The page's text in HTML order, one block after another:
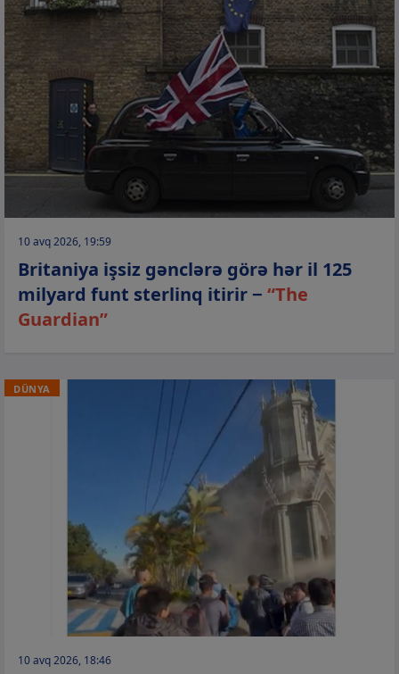
10 avq 2026, 19:59
Britaniya işsiz gənclərə görə hər il 125
milyard funt sterlinq itirir − “The
Guardian”
DÜNYA
10 avq 2026, 18:46